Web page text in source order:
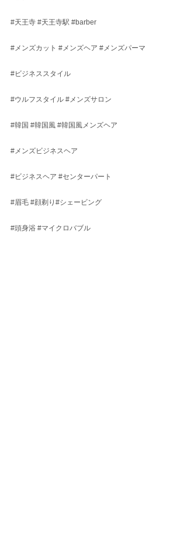
#天王寺 #天王寺駅 #barber
#メンズカット #メンズヘア #メンズパーマ
#ビジネススタイル
#ウルフスタイル #メンズサロン
#韓国 #韓国風 #韓国風メンズヘア
#メンズビジネスヘア
#ビジネスヘア #センターパート
#眉毛 #顔剃り #シェービング
#頭身浴 #マイクロバブル